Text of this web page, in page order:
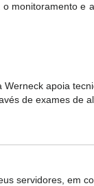
monitoramento e
apoia
de exames de
servidores, em